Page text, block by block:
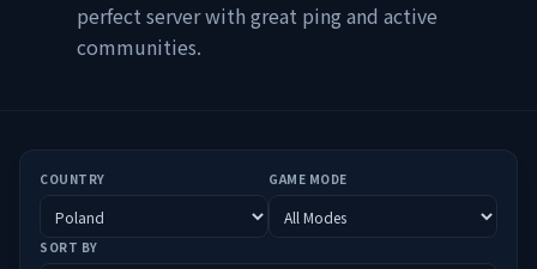
perfect server with great ping and active
communities.
COUNTRY GAME MODE
SORT BY